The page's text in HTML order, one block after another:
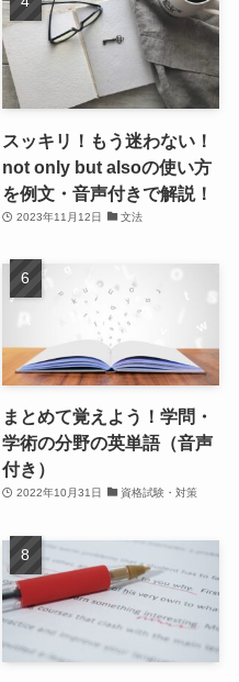
スッキリ！もう迷わない！
not only but alsoの使い方
を例文・音声付きで解説！
2023年11月12日 文法
まとめて覚えよう！学問・
学術の分野の英単語（音声
付き）
2022年10月31日 資格試験・対策